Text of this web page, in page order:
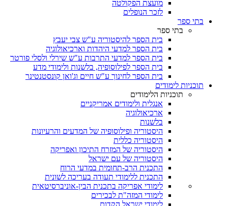
מועצת הפקולטה
לזכר הנופלים
בתי ספר
בתי ספר
בית הספר להיסטוריה ע"ש צבי יעבץ
בית הספר למדעי היהדות וארכיאולוגיה
בית הספר למדעי התרבות ע"ש שירלי ולסלי פורטר
בית הספר לפילוסופיה, בלשנות ולימודי מדע
בית הספר לחינוך ע"ש חיים וג'ואן קונסטנטינר
תוכניות לימודים
תוכניות הלימודים
אנגלית ולימודים אמריקניים
ארכיאולוגיה
בלשנות
היסטוריה ופילוסופיה של המדעים והרעיונות
היסטוריה כללית
היסטוריה של המזרח התיכון ואפריקה
היסטוריה של עם ישראל
התכנית הרב-תחומית במדעי הרוח
התכנית ללימודי תעודה בעריכה לשונית
לימודי אפריקה בתכנית הבין-אוניברסיטאית
לימודי המזה"ת לבכירים
לימודי ישראל הקדום